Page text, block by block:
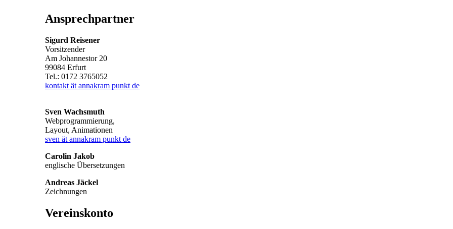
Ansprechpartner
Sigurd Reisener
Vorsitzender
Am Johannestor 20
99084 Erfurt
Tel.: 0172 3765052
kontakt ät annakram punkt de
Sven Wachsmuth
Webprogrammierung,
Layout, Animationen
sven ät annakram punkt de
Carolin Jakob
englische Übersetzungen
Andreas Jäckel
Zeichnungen
Vereinskonto